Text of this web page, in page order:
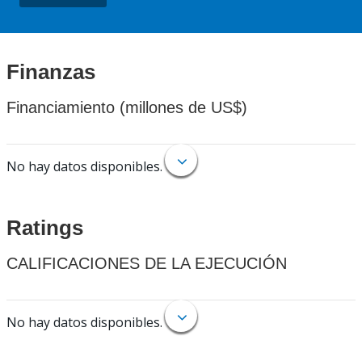
Finanzas
Financiamiento (millones de US$)
No hay datos disponibles.
Ratings
CALIFICACIONES DE LA EJECUCIÓN
No hay datos disponibles.